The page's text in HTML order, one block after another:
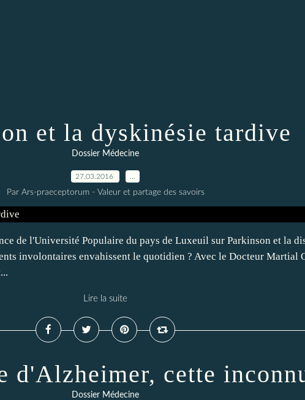
et la dyskinésie tardive
Dossier Médecine
27.03.2016
Par Ars-praeceptorum - Valeur et partage des savoirs
de l'Université Populaire du pays de Luxeuil sur Parkinson et la
involontaires envahissent le quotidien ? Avec le Docteur Martial
Lire la suite
d'Alzheimer, cette
Dossier Médecine